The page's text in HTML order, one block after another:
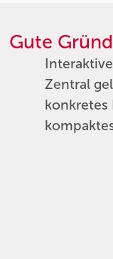
Gute
Zentral
konkretes